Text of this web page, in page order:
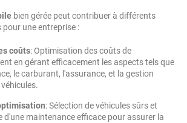
bien gérée peut contribuer à différents
une entreprise :
coûts: Optimisation des coûts de
en gérant efficacement les aspects tels que
le carburant, l'assurance, et la gestion
: Sélection de véhicules sûrs et
d'une maintenance efficace pour assurer la